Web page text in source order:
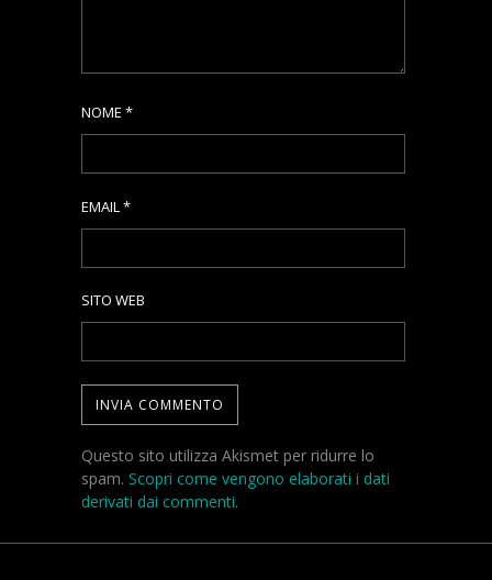
NOME *
EMAIL *
SITO WEB
Questo sito utilizza Akismet per ridurre lo
spam. Scopri come vengono elaborati i dati
derivati dai commenti.